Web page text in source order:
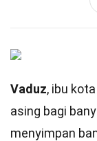
Vaduz, ibu
asing bagi
menyimpan